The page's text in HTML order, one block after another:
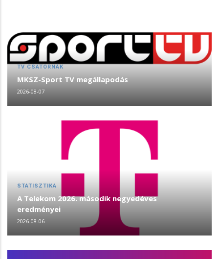
TV CSATORNÁK
MKSZ-Sport TV megállapodás
2026-08-07
STATISZTIKA
A Telekom 2026. második negyedéves
eredményei
2026-08-06